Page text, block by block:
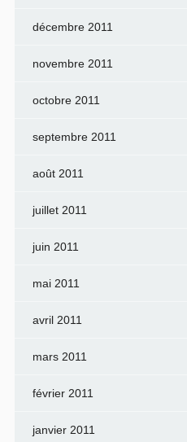
décembre 2011
novembre 2011
octobre 2011
septembre 2011
août 2011
juillet 2011
juin 2011
mai 2011
avril 2011
mars 2011
février 2011
janvier 2011